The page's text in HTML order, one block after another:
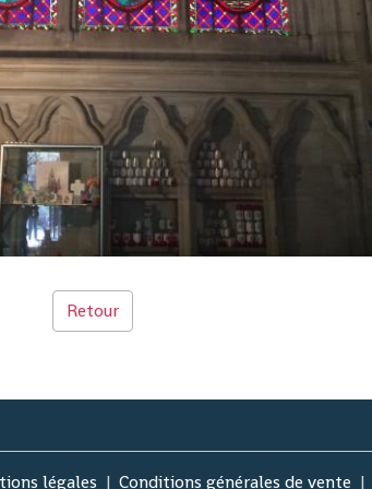
Retour
légales Conditions générales de vente